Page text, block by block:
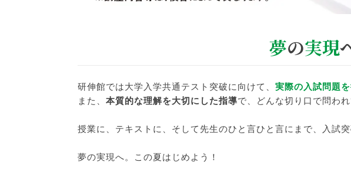
夢の実現
研伸館では大学入学共通テスト突破に向けて、 実際の入試問題
また、 本質的な理解を大切にした指導で、どんな切り口で問われ
授業に、テキストに、そして先生のひと言ひと言にまで、入試
夢の実現へ。この夏はじめよう！